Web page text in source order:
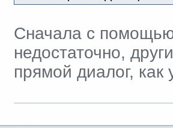
Сначала с помощью
недостаточно,
прямой диалог,